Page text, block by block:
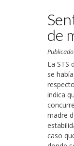
de
La STS
se
indica
madre
caso